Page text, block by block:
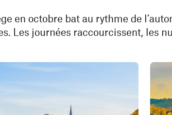
en octobre bat au rythme de
Les journées raccourcissent, les